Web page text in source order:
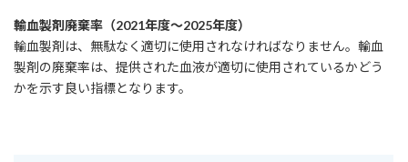
輸血製剤廃棄率（2021年度～2025年度）
輸血製剤は、無駄なく適切に使用されなければなりません。輸血
製剤の廃棄率は、提供された血液が適切に使用されているかどう
かを示す良い指標となります。